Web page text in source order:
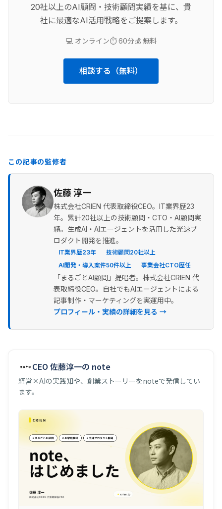
20社以上のAI顧問・技術顧問実績を基に、貴
社に最適なAI活用戦略をご提案します。
💻 オンライン⏱️ 60分💰 無料
相談する（無料）
この記事の監修者
佐藤 淳一
株式会社CRIEN 代表取締役CEO。IT業界歴23
年。累計20社以上の技術顧問・CTO・AI顧問実
績。生成AI・AIエージェントを活用した光速プ
ロダクト開発を推進。
IT業界歴23年
技術顧問20社以上
AI開発・導入案件50件以上
事業会社CTO歴任
「まるごとAI顧問」提唱者。株式会社CRIEN 代
表取締役CEO。自社でもAIエージェントによる
記事制作・マーケティングを実運用中。
プロフィール・実績の詳細を見る →
CEO 佐藤淳一の note
経営×AIの実践知や、創業ストーリーをnoteで発信してい
ます。